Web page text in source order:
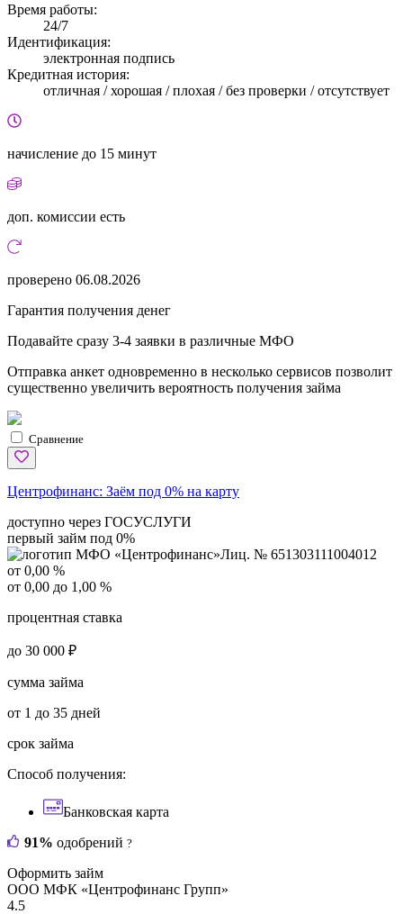
Время работы:
24/7
Идентификация:
электронная подпись
Кредитная история:
отличная / хорошая / плохая / без проверки / отсутствует
начисление до 15 минут
доп. комиссии есть
проверено 06.08.2026
Гарантия получения денег
Подавайте сразу 3-4 заявки в различные МФО
Отправка анкет одновременно в несколько сервисов позволит
существенно увеличить вероятность получения займа
Сравнение
Центрофинанс: Заём под 0% на карту
доступно через ГОСУСЛУГИ
первый займ под 0%
Лиц. № 651303111004012
от 0,00 %
от 0,00 до 1,00 %
процентная ставка
до 30 000 ₽
сумма займа
от 1 до 35 дней
срок займа
Способ получения:
Банковская карта
91% одобрений ?
Оформить займ
ООО МФК «Центрофинанс Групп»
4.5